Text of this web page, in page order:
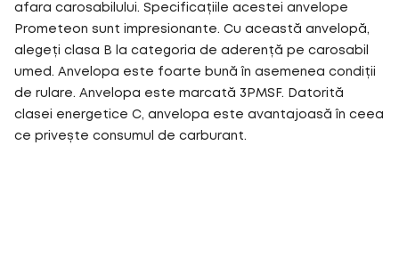
afara carosabilului. Specificațiile acestei anvelope
Prometeon sunt impresionante. Cu această anvelopă,
alegeți clasa B la categoria de aderență pe carosabil
umed. Anvelopa este foarte bună în asemenea condiții
de rulare. Anvelopa este marcată 3PMSF. Datorită
clasei energetice C, anvelopa este avantajoasă în ceea
ce privește consumul de carburant.